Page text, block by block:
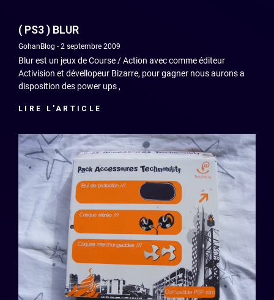
( PS3 ) BLUR
GohanBlog 2 septembre 2009
Blur est un jeux de Course / Action avec comme éditeur
Activision et dévellopeur Bizarre, pour gagner nous aurons a
disposition des power ups ,
LIRE L'ARTICLE